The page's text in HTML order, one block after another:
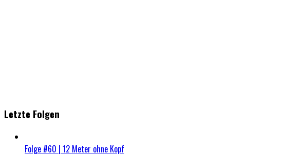
Letzte Folgen
Folge #60 | 12 Meter ohne Kopf